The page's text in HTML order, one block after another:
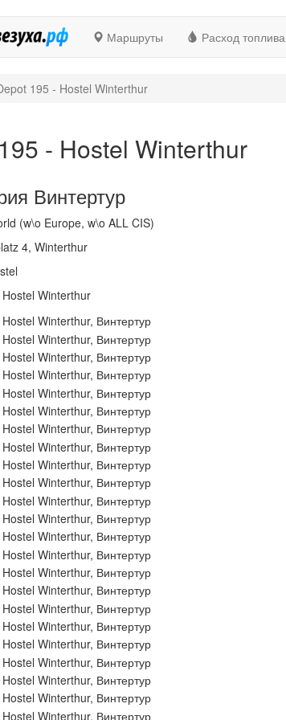
Маршруты Расход топлива
195 - Hostel Winterthur
- Hostel Winterthur
Винтертур
(w\o Europe, w\o ALL CIS)
4, Winterthur